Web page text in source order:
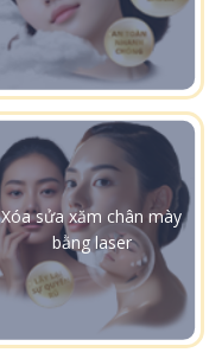
Xóa sửa xăm chân mày
bằng laser